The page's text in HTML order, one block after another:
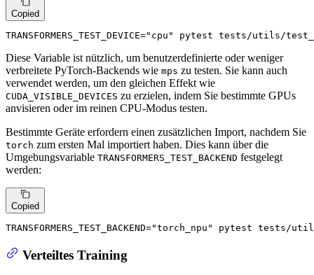
Copied
TRANSFORMERS_TEST_DEVICE="cpu" pytest tests/utils/
Diese Variable ist nützlich, um benutzerdefinierte oder weniger
verbreitete PyTorch-Backends wie mps zu testen. Sie kann auch
verwendet werden, um den gleichen Effekt wie
CUDA_VISIBLE_DEVICES zu erzielen, indem Sie bestimmte GPUs
anvisieren oder im reinen CPU-Modus testen.
Bestimmte Geräte erfordern einen zusätzlichen Import, nachdem Sie
torch zum ersten Mal importiert haben. Dies kann über die
Umgebungsvariable TRANSFORMERS_TEST_BACKEND festgelegt
werden:
Copied
TRANSFORMERS_TEST_BACKEND="torch_npu" pytest tests/
Verteiltes Training